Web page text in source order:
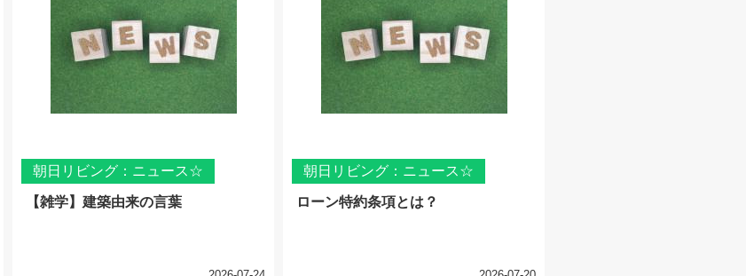
朝日リビング：ニュース☆
【雑学】建築由来の言葉
朝日リビング：ニュース☆
ローン特約条項とは？